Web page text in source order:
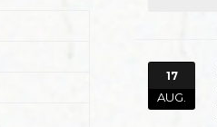
17
AUG.